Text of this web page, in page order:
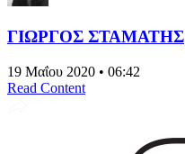
ΓΙΩΡΓΟΣ ΣΤΑΜΑΤΗΣ
19 Μαΐου 2020 • 06:42
Read Content